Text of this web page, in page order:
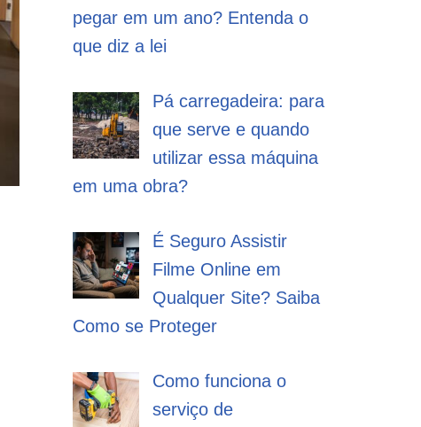
pegar em um ano? Entenda o
que diz a lei
Pá carregadeira: para
que serve e quando
utilizar essa máquina
em uma obra?
É Seguro Assistir
Filme Online em
Qualquer Site? Saiba
Como se Proteger
Como funciona o
serviço de